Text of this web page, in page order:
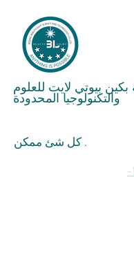
بيوتي لايت للعلوم
والتكنولوجيا المحدودة
كل شئ ممكن .
اتصل بنا +86-10-